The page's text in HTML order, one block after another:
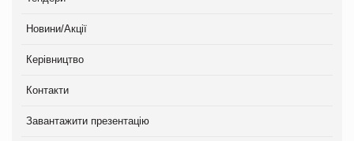
Новини/Акції
Керівництво
Контакти
Завантажити презентацію